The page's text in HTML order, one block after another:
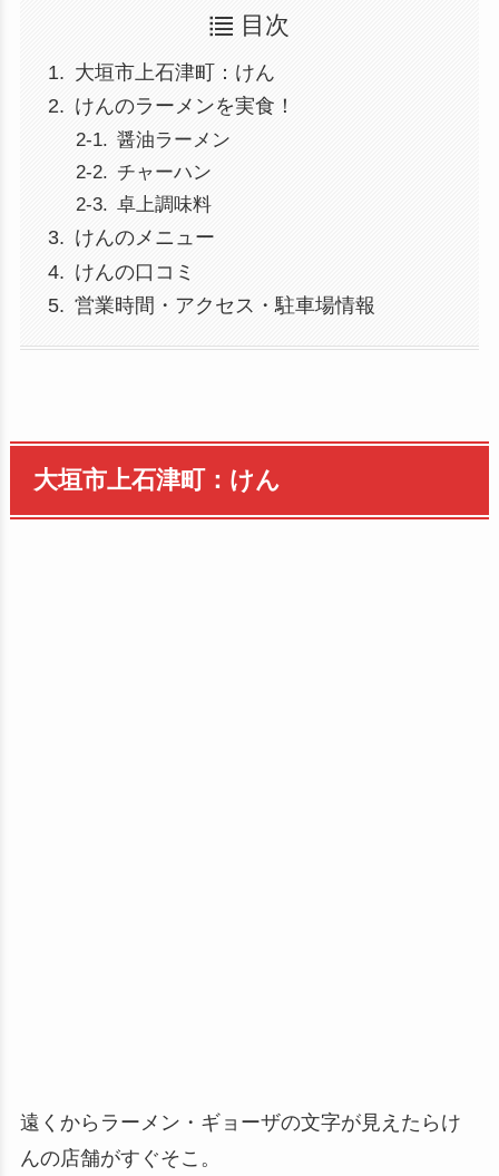
目次
大垣市上石津町：けん
けんのラーメンを実食！
醤油ラーメン
チャーハン
卓上調味料
けんのメニュー
けんの口コミ
営業時間・アクセス・駐車場情報
大垣市上石津町：けん
遠くからラーメン・ギョーザの文字が見えたらけ
んの店舗がすぐそこ。